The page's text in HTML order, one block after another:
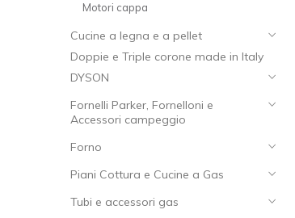
Motori cappa
Cucine a legna e a pellet
Doppie e Triple corone made in Italy
DYSON
Fornelli Parker, Fornelloni e
Accessori campeggio
Forno
Piani Cottura e Cucine a Gas
Tubi e accessori gas